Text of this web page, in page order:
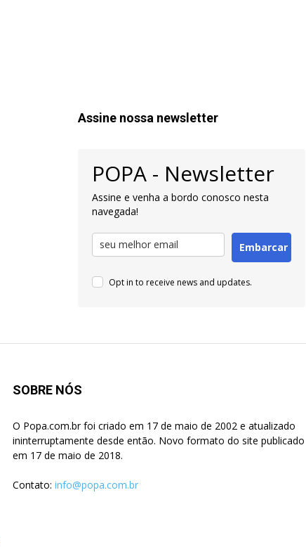
Assine nossa newsletter
POPA - Newsletter
Assine e venha a bordo conosco nesta
navegada!
Embarcar
Opt in to receive news and updates.
SOBRE NÓS
O Popa.com.br foi criado em 17 de maio de 2002 e atualizado
ininterruptamente desde então. Novo formato do site publicado
em 17 de maio de 2018.
Contato: info@popa.com.br